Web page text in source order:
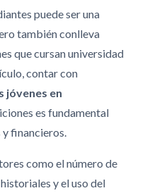
puede ser una
también conlleva
que cursan universidad
contar con
jóvenes en
es fundamental
financieros.
como el número de
y el uso del